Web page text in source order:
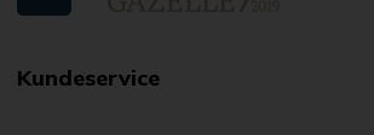
Kundeservice